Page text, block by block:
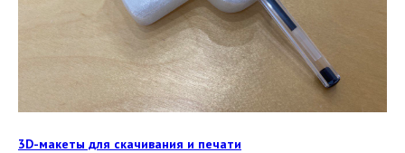
3D-макеты для скачивания и печати